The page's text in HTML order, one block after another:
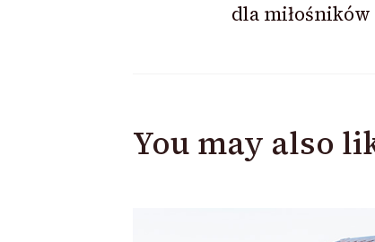
dla
You may also